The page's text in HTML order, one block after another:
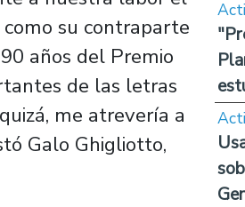
su contraparte
años del Premio
de las letras
me atrevería a
Galo Ghigliotto,